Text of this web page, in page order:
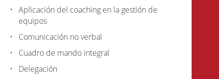
Aplicación del coaching en la gestión de
equipos
Comunicación no verbal
Cuadro de mando integral
Delegación